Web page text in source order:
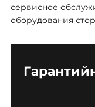
сервисное
оборудования